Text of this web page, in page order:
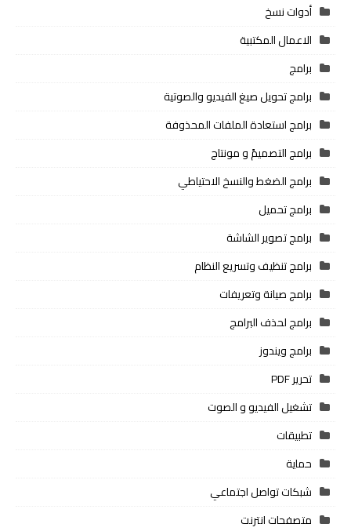
أدوات نسخ
الاعمال المكتبية
برامج
برامج تحويل صيغ الفيديو والصوتية
برامج استعادة الملفات المحذوفة
برامج التصميمً و مونتاج
برامج الضغط والنسخ الاحتياطي
برامج تحميل
برامج تصوير الشاشة
برامج تنظيف وتسريع النظام
برامج صيانة وتعريفات
برامج لحذف البرامج
برامج ويندوز
تحرير PDF
تشغيل الفيديو و الصوت
تطبيقات
حماية
شبكات تواصل اجتماعي
متصفحات انترنت